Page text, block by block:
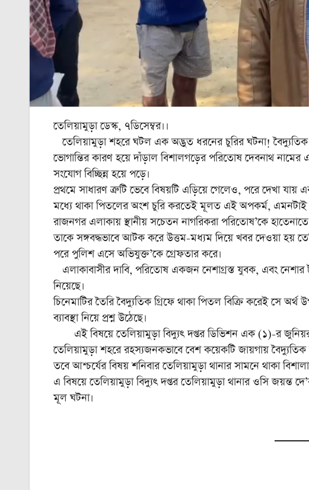
তেলিয়ামুড়া ডেস্ক, ৭ডিসেম্বর।।
তেলিয়ামুড়া শহরে ঘটল এক অদ্ভুত ধরনের চুরির ঘটনা! বৈদ্যুতিক
ভোগান্তির কারণ হয়ে দাঁড়াল বিশালগড়ের পরিতোষ দেবনাথ
সংযোগ বিচ্ছিন্ন হয়ে পড়ে।
প্রথমে সাধারণ ত্রুটি ভেবে বিষয়টি এড়িয়ে গেলেও, পরে দেখা যায়
মধ্যে থাকা পিতলের অংশ চুরি করতেই মূলত এই অপকর্ম, এমনটাই
রাজনগর এলাকায় স্থানীয় সচেতন নাগরিকরা পরিতোষ’কে
তাকে সঙ্গবদ্ধভাবে আটক করে উত্তম-মধ্যম দিয়ে খবর দেওয়া হয়
পরে পুলিশ এসে অভিযুক্ত’কে গ্রেফতার করে।
এলাকাবাসীর দাবি, পরিতোষ একজন নেশাগ্রস্ত যুবক, এবং
নিয়েছে।
চিনেমাটির তৈরি বৈদ্যুতিক গ্রিফে থাকা পিতল বিক্রি করেই সে অর্থ
ব্যাবস্থা নিয়ে প্রশ্ন উঠেছে।
এই বিষয়ে তেলিয়ামুড়া বিদ্যুৎ দপ্তর ডিভিশন এক (১)-র জুনিয়র
তেলিয়ামুড়া শহরে রহস্যজনকভাবে বেশ কয়েকটি জায়গায়
তবে আশ্চর্যের বিষয় শনিবার তেলিয়ামুড়া থানার সামনে থাকা
এ বিষয়ে তেলিয়ামুড়া বিদ্যুৎ দপ্তর তেলিয়ামুড়া থানার ওসি জয়ন্ত
মূল ঘটনা।